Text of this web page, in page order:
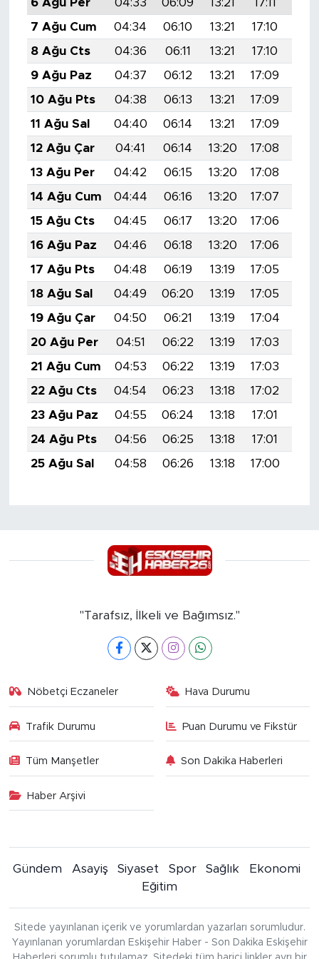
6 Ağu Per
04:33 06:09 13:21 17:11
7 Ağu Cum
04:34 06:10 13:21 17:10
8 Ağu Cts
04:36 06:11 13:21 17:10
9 Ağu Paz
04:37 06:12 13:21 17:09
10 Ağu Pts
04:38 06:13 13:21 17:09
11 Ağu Sal
04:40 06:14 13:21 17:09
12 Ağu Çar
04:41 06:14 13:20 17:08
13 Ağu Per
04:42 06:15 13:20 17:08
14 Ağu Cum
04:44 06:16 13:20 17:07
15 Ağu Cts
04:45 06:17 13:20 17:06
16 Ağu Paz
04:46 06:18 13:20 17:06
17 Ağu Pts
04:48 06:19 13:19 17:05
18 Ağu Sal
04:49 06:20 13:19 17:05
19 Ağu Çar
04:50 06:21 13:19 17:04
20 Ağu Per
04:51 06:22 13:19 17:03
21 Ağu Cum
04:53 06:22 13:19 17:03
22 Ağu Cts
04:54 06:23 13:18 17:02
23 Ağu Paz
04:55 06:24 13:18 17:01
24 Ağu Pts
04:56 06:25 13:18 17:01
25 Ağu Sal
04:58 06:26 13:18 17:00
"Tarafsız, İlkeli ve Bağımsız."
Nöbetçi Eczaneler Hava Durumu
Trafik Durumu Puan Durumu ve Fikstür
Tüm Manşetler Son Dakika Haberleri
Haber Arşivi
Gündem Asayiş Siyaset Spor Sağlık
Ekonomi
Eğitim
Sitede yayınlanan içerik ve yorumlardan yazarları sorumludur.
Yayınlanan yorumlardan Eskişehir Haber - Son Dakika Eskişehir